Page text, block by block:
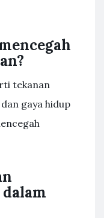
tekanan
gaya hidup